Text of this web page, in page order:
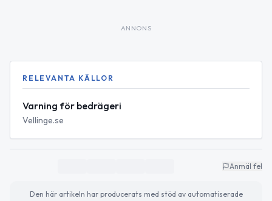
ANNONS
RELEVANTA KÄLLOR
Varning för bedrägeri
Vellinge.se
Anmäl fel
Den här artikeln har producerats med stöd av automatiserade